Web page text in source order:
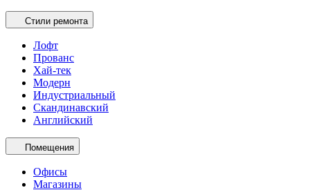
Стили ремонта
Лофт
Прованс
Хай-тек
Модерн
Индустриальный
Скандинавский
Английский
Помещения
Офисы
Магазины